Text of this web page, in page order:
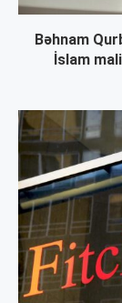
Bəhnam
İslam